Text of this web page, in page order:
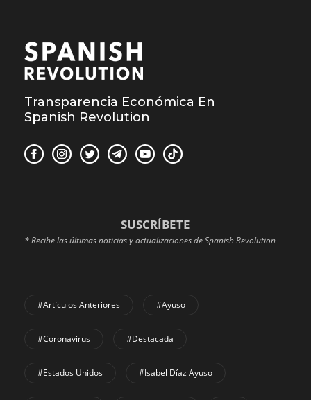
Transparencia Económica En
Spanish Revolution
SUSCRÍBETE
* Recibe las últimas noticias y actualizaciones de Spanish Revolution
#Artículos Anteriores #Ayuso
#coronavirus #Destacada
#Estados Unidos #Isabel Díaz Ayuso